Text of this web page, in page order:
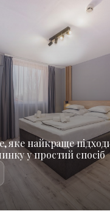
яке найкраще
у простий спосіб